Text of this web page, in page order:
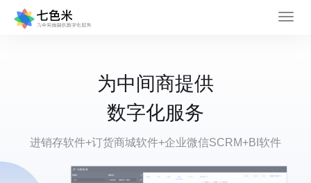
为中间商提供
数字化服务
进销存软件+订货商城软件+企业微信SCRM+BI软件